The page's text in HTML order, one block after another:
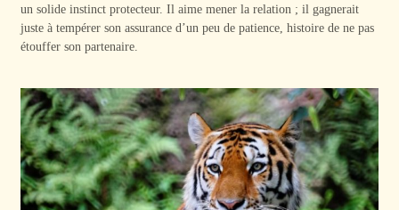
un solide instinct protecteur. Il aime mener la relation ; il gagnerait
juste à tempérer son assurance d’un peu de patience, histoire de ne pas
étouffer son partenaire.